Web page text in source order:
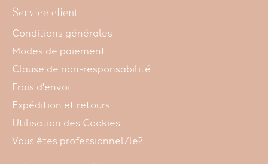
Service client
Conditions générales
Modes de paiement
Clause de non-responsabilité
Frais d'envoi
Expédition et retours
Utilisation des Cookies
Vous êtes professionnel/le?